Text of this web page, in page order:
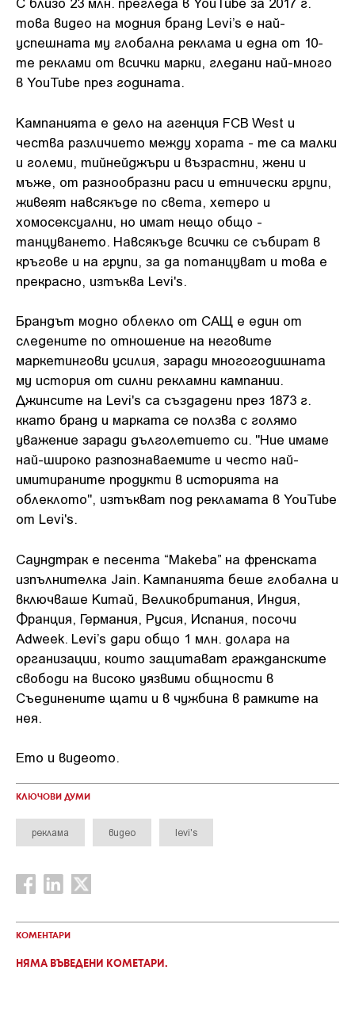
това видео на модния бранд Levi’s е най-
успешната му глобална реклама и една от 10-
те реклами от всички марки, гледани най-много
в YouTube през годината.
Кампанията е дело на агенция FCB West и
чества различието между хората - те са малки
и големи, тийнейджъри и възрастни, жени и
мъже, от разнообразни раси и етнически групи,
живеят навсякъде по света, хетеро и
хомосексуални, но имат нещо общо -
танцуването. Навсякъде всички се събират в
кръгове и на групи, за да потанцуват и това е
прекрасно, изтъква Levi's.
Брандът модно облекло от САЩ е един от
следените по отношение на неговите
маркетингови усилия, заради многогодишната
му история от силни рекламни кампании.
Джинсите на Levi's са създадени през 1873 г.
ккато бранд и марката се ползва с голямо
уважение заради дълголетието си. "Ние имаме
най-широко разпознаваемите и често най-
имитираните продукти в историята на
облеклото", изтъкват под рекламата в YouTube
от Levi's.
Саундтрак е песента “Makeba” на френската
изпълнителка Jain. Кампанията беше глобална и
включваше Китай, Великобритания, Индия,
Франция, Германия, Русия, Испания, посочи
Adweek. Levi’s дари общо 1 млн. долара на
организации, които защитават гражданските
свободи на високо уязвими общности в
Съединените щати и в чужбина в рамките на
нея.
Ето и видеото.
КЛЮЧОВИ ДУМИ
реклама видео levi's
КОМЕНТАРИ
НЯМА ВЪВЕДЕНИ КОМЕТАРИ.